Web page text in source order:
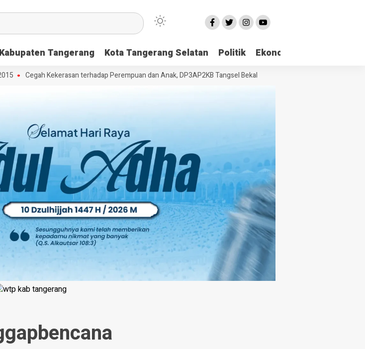
Kabupaten Tangerang Kota Tangerang Selatan Politik Ekonomi
Cegah Kekerasan terhadap Perempuan dan Anak, DP3AP2KB Tangsel Bekali Masyarakat Manajemen Stres dan